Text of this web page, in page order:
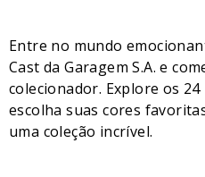
Entre no mundo
Cast da Garagem S.A. e
colecionador. Explore os
escolha suas cores
uma coleção incrível.